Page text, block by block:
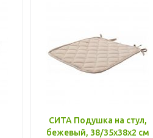
СИТА Подушка на стул,
бежевый, 38/35x38x2 см